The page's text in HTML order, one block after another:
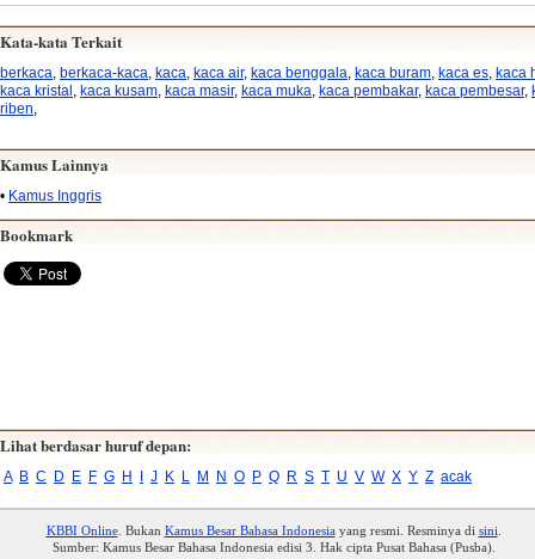
Kata-kata Terkait
berkaca berkaca-kaca kaca kaca air, kaca benggala kaca buram kaca es kaca
kaca kristal kaca kusam kaca masir, kaca muka kaca pembakar, kaca pembesar,
riben
Kamus Lainnya
• Kamus Inggris
Bookmark
Lihat berdasar huruf depan:
A B C D E F G H J K L M N O P Q R S T U V W X Y Z acak
KBBI Online. Bukan Kamus Besar Bahasa Indonesiayang resmi. Resminya di sini
Sumber: Kamus Besar Bahasa Indonesia edisi 3. Hak cipta Pusat Bahasa (Pusba).